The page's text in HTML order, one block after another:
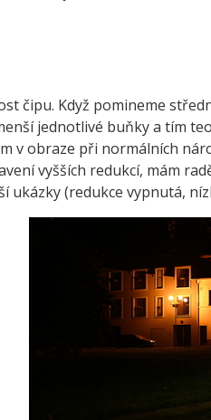
čipu. Když pomineme
jednotlivé buňky a tím
v obraze při normálních
vyšších redukcí, mám
ukázky (redukce vypnutá,